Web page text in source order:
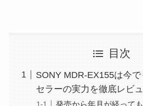
目次
SONY MDR-EX155は今
セラーの実力を徹底レビ
発売から年月が経って